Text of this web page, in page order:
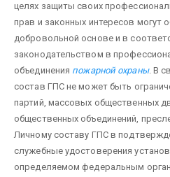
целях защиты своих
прав и законных интересов могут
добровольной основе и в
законодательством в
объединения пожарной охраны. В
состав ГПС не может быть
партий, массовых общественных
общественных объединений,
Личному составу ГПС в
служебные удостоверения
определяемом федеральным